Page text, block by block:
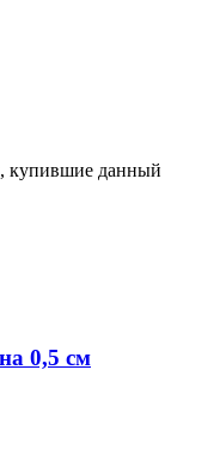
купившие данный
0,5 см